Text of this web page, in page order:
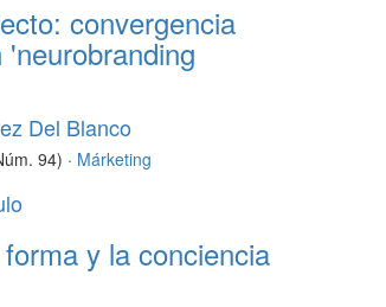
convergencia
Del Blanco
94) · Márketing
y la conciencia